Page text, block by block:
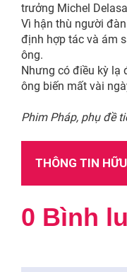
trưởng Michel
Vì hận thù người
định hợp tác và ám
ông.
Nhưng có điều kỳ lạ
ông biến mất vài
Phim Pháp, phụ đề
THÔNG TIN
0 Bình